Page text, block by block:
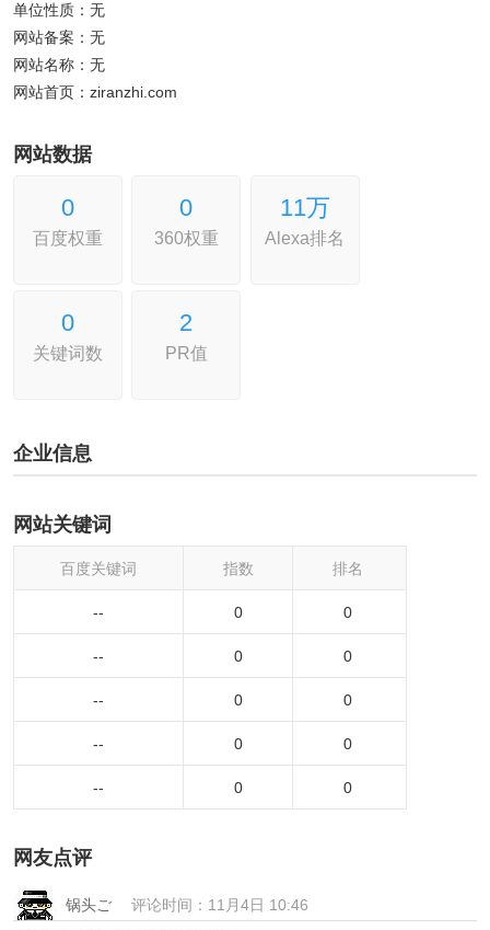
单位性质：无
网站备案：无
网站名称：无
网站首页：ziranzhi.com
网站数据
0
百度权重
0
360权重
11万
Alexa排名
0
关键词数
2
PR值
企业信息
网站关键词
百度关键词 指数 排名
-- 0 0
-- 0 0
-- 0 0
-- 0 0
-- 0 0
网友点评
锅头ご 评论时间：11月4日 10:46